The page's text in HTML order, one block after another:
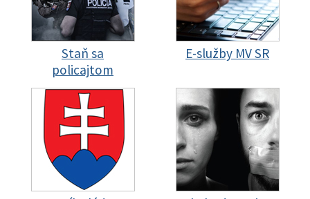
Staň sa
policajtom
E-služby MV SR